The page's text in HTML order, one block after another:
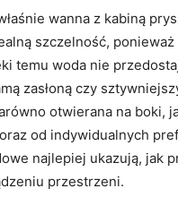
wanna z kabiną
szczelność,
temu woda nie
zasłoną czy
otwierana na boki,
od indywidualnych
najlepiej ukazują, jak
przestrzeni.